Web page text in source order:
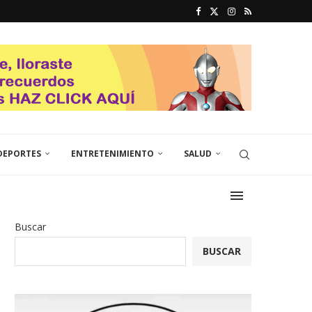
ENTRETENIMIENTO SALUD
Buscar
BUSCAR